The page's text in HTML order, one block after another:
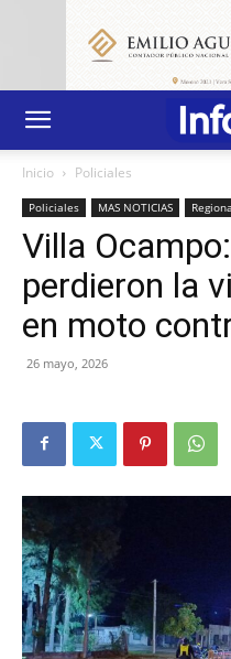
Inicio Policiales
Policiales MAS NOTICIAS
Villa
perdieron la
en moto
26 mayo, 2026